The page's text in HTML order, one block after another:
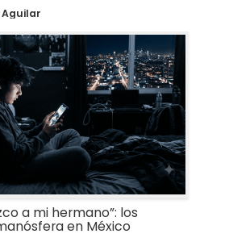
a mi hermano”: los
en México